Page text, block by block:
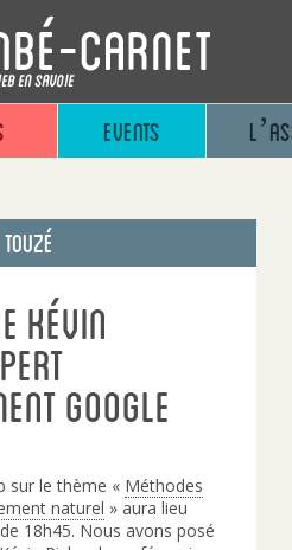
Events
Kévin
Google
sur le thème « Méthodes
naturel » aura lieu
18h45. Nous avons posé